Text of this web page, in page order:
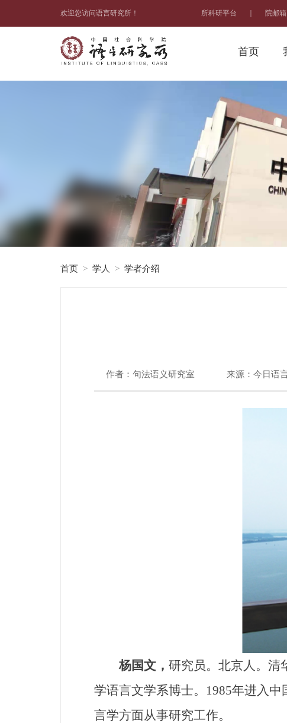
欢迎您访问语言研究所！ 所科研平台 院邮箱
首页
首页 > 学人 > 学者介绍
作者：句法语义研究室 来源：今日语
杨国文，研究员。北京人。清
学语言文学系博士。1985年进入
言学方面从事研究工作。